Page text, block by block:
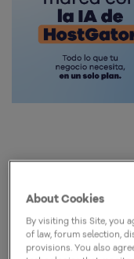
Cómo ganar
About Cookies
By visiting this Site, you
of law, forum selection,
provisions. You also